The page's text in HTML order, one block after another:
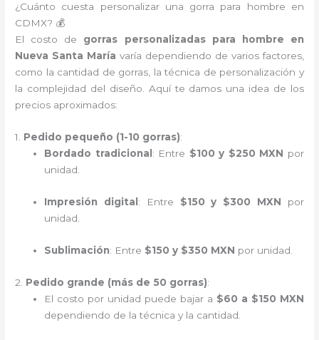
¿Cuánto cuesta personalizar una gorra para hombre en
CDMX? 💰
El costo de gorras personalizadas para hombre en
Nueva Santa María varía dependiendo de varios factores,
como la cantidad de gorras, la técnica de personalización y
la complejidad del diseño. Aquí te damos una idea de los
precios aproximados:
1. Pedido pequeño (1-10 gorras):
Bordado tradicional : Entre $100 y $250 MXN por
unidad.
Impresión digital : Entre $150 y $300 MXN por
unidad.
Sublimación: Entre $150 y $350 MXN por unidad.
2. Pedido grande (más de 50 gorras):
El costo por unidad puede bajar a $60 a $150 MXN
dependiendo de la técnica y la cantidad.